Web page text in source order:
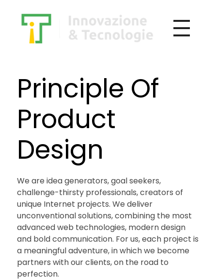
Principle Of
Product
Design
We are idea generators, goal seekers,
challenge-thirsty professionals, creators of
unique Internet projects. We deliver
unconventional solutions, combining the most
advanced web technologies, modern design
and bold communication. For us, each project is
a meaningful adventure, in which we become
partners with our clients, on the road to
perfection.